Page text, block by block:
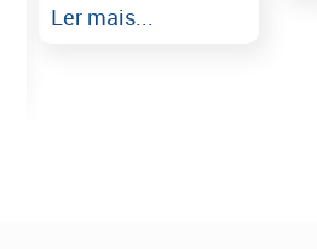
Ler mais...